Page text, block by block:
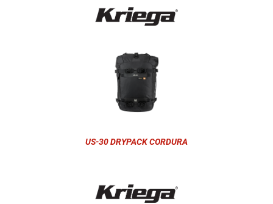
US-30 DRYPACK CORDURA